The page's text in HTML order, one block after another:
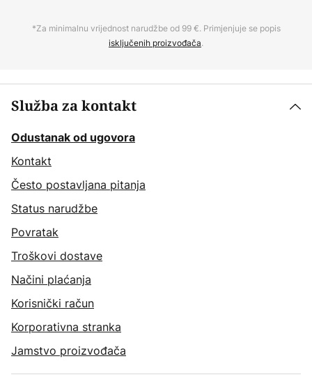
*Za minimalnu vrijednost narudžbe od 99 €. Primjenjuje se popis
isključenih proizvođača.
Služba za kontakt
Odustanak od ugovora
Kontakt
Često postavljana pitanja
Status narudžbe
Povratak
Troškovi dostave
Načini plaćanja
Korisnički račun
Korporativna stranka
Jamstvo proizvođača